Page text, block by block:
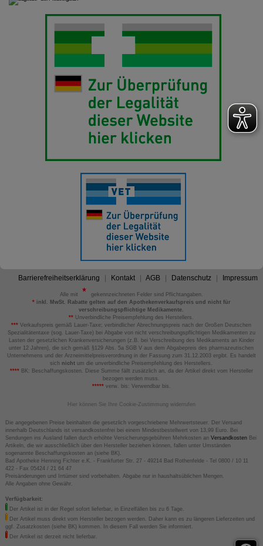
Barrierefreiheitserklärung Kontakt AGB Datenschutz Impressum
Alle mit
gekennzeichneten Felder sind Pflichtangaben.
*inkl. MwSt. Rabatte gelten auf den Apothekenverkaufspreis und nicht für
verschreibungspflichtige Medikamente.
** Unverbindliche Preisempfehlung des Herstellers.
*** Verkaufspreis gemäß Lauer-Taxe; verbindlicher Abrechnungspreis nach der Großen Deutschen
Spezialitätentaxe (sog. Lauer-Taxe) bei Abgabe von nicht verschreibungspflichtigen Medikamenten zu
Lasten der gesetzlichen Krankenversicherungen (z.B. bei Verschreibung des Medikaments an Kinder
unter 12 Jahren), die sich gemäß §129 Abs. 5a SGB V aus dem Abgabepreis des pharmazeutischen
Unternehmens und der Arzneimittelpreisverordnung in der Fassung zum 31.12.2003 ergibt. Es handelt
sich nicht um die unverbindliche Preisempfehlung des Herstellers.
****BK: Beschaffungskosten. Diese Summe fällt zusätzlich an, da der Artikel direkt vom Hersteller
bezogen werden muss.
*****verw. bis: Verwendbar bis.
Hier können Sie Ihre Cookie-Zustimmung widerrufen
Die angegebenen Preise beinhalten die gesetzlich vorgeschriebene Mehrwertsteuer. Der Versand
innerhalb Deutschlands ist versandkostenfrei bei einem Mindestbestellwert von 13,99 Euro. Bei
Sendungen ins Ausland fallen durch erhöhte Versicherungsgebühren Mehrkosten an VersandkostenBei
Artikeln, die wir ausschließlich über den Hersteller beziehen können, fallen unter Umständen
sogenannte Beschaffungskosten an (siehe BK).
Bad Apotheke Henning Fichter e.K. - Frankfurter Str. 27 - 49214 Bad Rothenfelde - Tel 0800 / 10 11
422 - Fax 05424 / 21 64 47
Preisänderungen und Irrtümer sind vorbehalten. Abgabe nur in haushaltsüblichen Mengen.
Alle Angaben ohne Gewähr.
Verfügbarkeit:
Der Artikel ist in der Regel sofort lieferbar, in Einzelfällen bis zu 6 Tage.
Der Artikel muss direkt vom Hersteller bezogen werden. Daher kann es zu längeren Lieferzeiten und
ggf. Zusatzkosten (siehe BK) kommen. In diesem Fall werden Sie informiert.
Der Artikel ist derzeit nicht lieferbar.